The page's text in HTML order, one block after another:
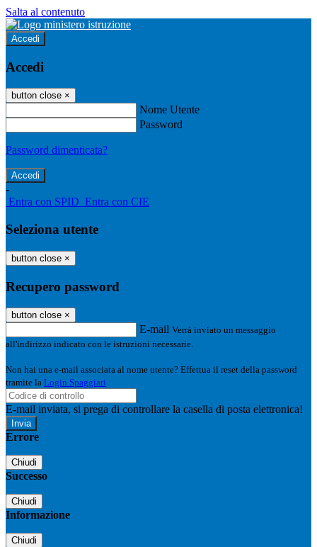
Salta al contenuto
Accedi
Accedi
button close ×
Nome Utente
Password
Password dimenticata?
-
Entra con SPID Entra con CIE
Seleziona utente
button close ×
Recupero password
button close ×
E-mail Verrà inviato un messaggio
all'indirizzo indicato con le istruzioni necessarie.
Non hai una e-mail associata al nome utente? Effettua il reset della password
tramite la Login Spaggiari
E-mail inviata, si prega di controllare la casella di posta elettronica!
Errore
Chiudi
Successo
Chiudi
Informazione
Chiudi